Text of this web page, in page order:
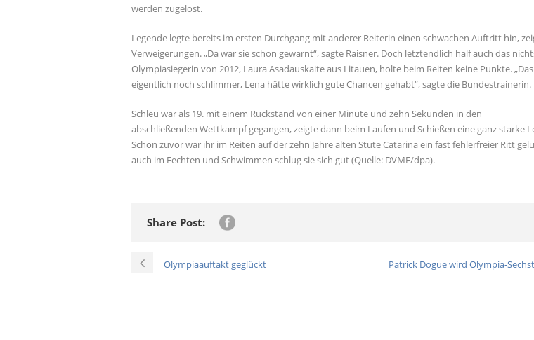
werden zugelost.
Legende legte bereits im ersten Durchgang mit anderer Reiterin einen schwachen Auftritt hin,
Verweigerungen. „Da war sie schon gewarnt“, sagte Raisner. Doch letztendlich half auch das
Olympiasiegerin von 2012, Laura Asadauskaite aus Litauen, holte beim Reiten keine Punkte.
eigentlich noch schlimmer, Lena hätte wirklich gute Chancen gehabt“, sagte die Bundestrainerin.
Schleu war als 19. mit einem Rückstand von einer Minute und zehn Sekunden in den
abschließenden Wettkampf gegangen, zeigte dann beim Laufen und Schießen eine ganz starke
Schon zuvor war ihr im Reiten auf der zehn Jahre alten Stute Catarina ein fast fehlerfreier Ritt
auch im Fechten und Schwimmen schlug sie sich gut (Quelle: DVMF/dpa).
Share Post:
Olympiaauftakt geglückt Patrick Dogue wird Olympia-